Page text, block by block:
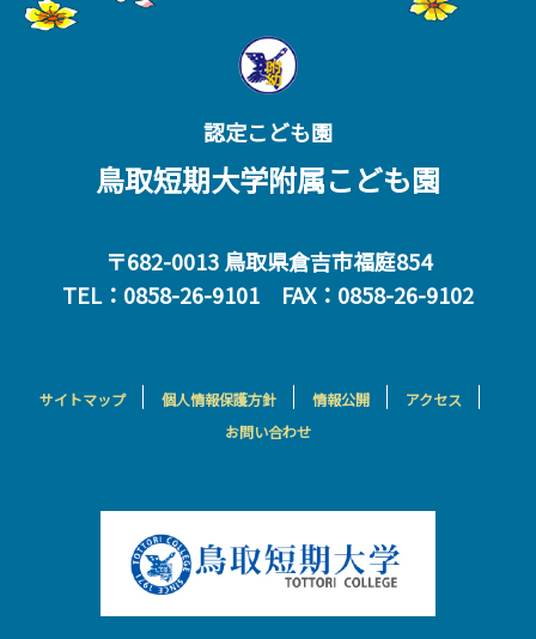
認定こども園
鳥取短期大学附属こども園
〒682-0013 鳥取県倉吉市福庭854
TEL：0858-26-9101 FAX：0858-26-9102
サイトマップ 個人情報保護方針 情報公開
アクセス
お問い合わせ